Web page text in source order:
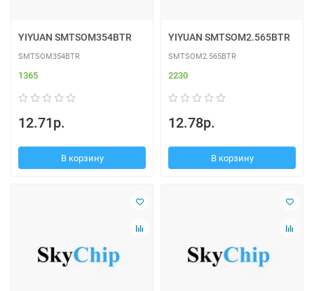
YIYUAN SMTSOM354BTR
SMTSOM354BTR
1365
12.71р.
В корзину
YIYUAN SMTSOM2.565BTR
SMTSOM2.565BTR
2230
12.78р.
В корзину